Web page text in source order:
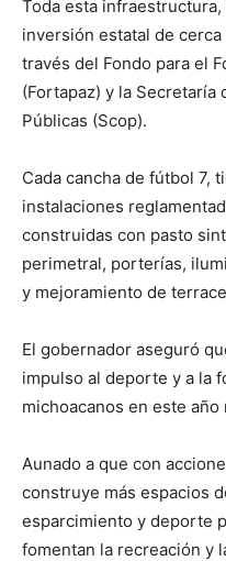
Toda esta
inversión estatal de
través del Fondo para el
(Fortapaz) y la Secretaría
Públicas (Scop).
Cada cancha de fútbol 7,
instalaciones
construidas con pasto
perimetral, porterías,
y mejoramiento de
El gobernador aseguró
impulso al deporte y a la
michoacanos en este año
Aunado a que con
construye más espacios
esparcimiento y deporte
fomentan la recreación y